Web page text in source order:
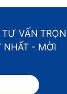
VẤN TRỌN
NHẤT - MỜI